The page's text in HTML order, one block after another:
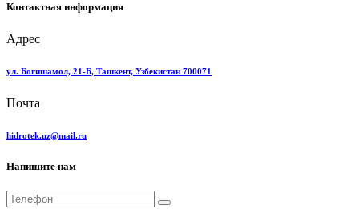
Контактная информация
Адрес
ул. Богишамол, 21-Б, Ташкент, Узбекистан 700071
Почта
hidrotek.uz@mail.ru
Напишите нам